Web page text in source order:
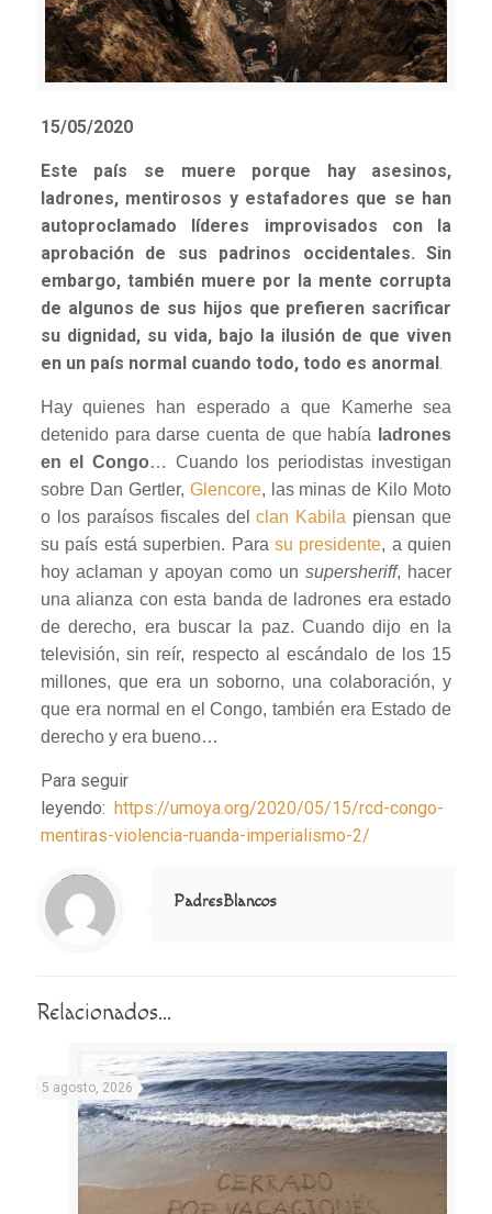
15/05/2020
Este país se muere porque hay asesinos,
ladrones, mentirosos y estafadores que se han
autoproclamado líderes improvisados con la
aprobación de sus padrinos occidentales. Sin
embargo, también muere por la mente corrupta
de algunos de sus hijos que prefieren sacrificar
su dignidad, su vida, bajo la ilusión de que viven
en un país normal cuando todo, todo es anormal.
Hay quienes han esperado a que Kamerhe sea
detenido para darse cuenta de que había ladrones
en el Congo… Cuando los periodistas investigan
sobre Dan Gertler, Glencore, las minas de Kilo Moto
o los paraísos fiscales delclan Kabila piensan que
su país está superbien. Para su presidente, a quien
hoy aclaman y apoyan como un supersheriff, hacer
una alianza con esta banda de ladrones era estado
de derecho, era buscar la paz. Cuando dijo en la
televisión, sin reír, respecto al escándalo de los 15
millones, que era un soborno, una colaboración, y
que era normal en el Congo, también era Estado de
derecho y era bueno…
Para seguir
leyendo: https://umoya.org/2020/05/15/rcd-congo-
mentiras-violencia-ruanda-imperialismo-2/
Notice
: Trying to access array offset on value of type null in
/home/misioner/public_html/padresblancos/themes/betheme/includes/content-single.php
on line
286
PadresBlancos
Relacionados...
5 agosto, 2026